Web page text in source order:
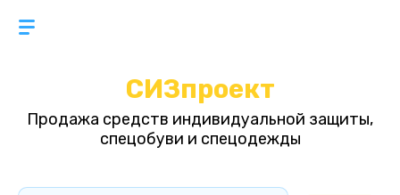
СИЗпроект
Продажа средств индивидуальной защиты,
спецобуви и спецодежды